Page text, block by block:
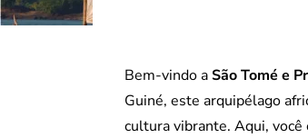
Bem-vindo aSão Tomé e
Guiné, este arquipélago
cultura vibrante. Aqui, você